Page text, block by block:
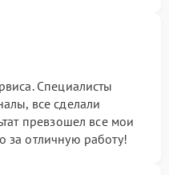
Специалисты
все сделали
превзошел все мои
за отличную работу!